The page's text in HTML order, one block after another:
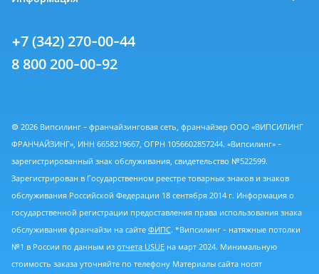
+7 (342) 270-00-44
8 800 200-00-92
© 2026 Випсилинг - франчайзинговая сеть, франчайзер ООО «ВИПСИЛИНГ
ФРАНЧАЙЗИНГ», ИНН 6658219667, ОГРН 1056602857244. «Випсилинг» -
зарегистрированный знак обслуживания, свидетельство №522599.
Зарегистрирован в Государственном реестре товарных знаков и знаков
обслуживания Российской Федерации 18 сентября 2014 г. Информация о
государственной регистрации предоставления права использования знака
обслуживания франчайзи на сайте ФИПС. *Випсилинг - натяжные потолки
№1 в России по данным из отчета USUE на март 2024. Минимальную
стоимость заказа уточняйте по телефону Материалы сайта носят